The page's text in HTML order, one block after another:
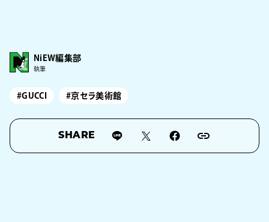
NiEW編集部
執筆
#GUCCI #京セラ美術館
SHARE